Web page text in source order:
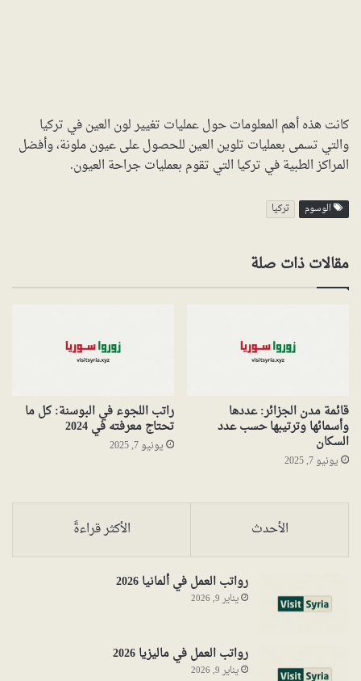
كانت هذه أهم المعلومات حول عمليات تغيير لون العين في تركيا
والتي تسمى بعمليات تلوين العين للحصول على عيون ملونة، وأفضل
المراكز الطبية في تركيا التي تقوم بعمليات جراحة العيون.
الوسوم تركيا
مقالات ذات صلة
قائمة مدن الجزائر: عددها
وأسمائها وترتيبها حسب عدد
السكان
يونيو 7, 2025
راتب اللجوء في البوسنة: كل ما
تحتاج معرفته في 2024
يونيو 7, 2025
الأحدث الأكثر قراءةً
رواتب العمل في ألمانيا 2026
يناير 9, 2026
رواتب العمل في ماليزيا 2026
يناير 9, 2026